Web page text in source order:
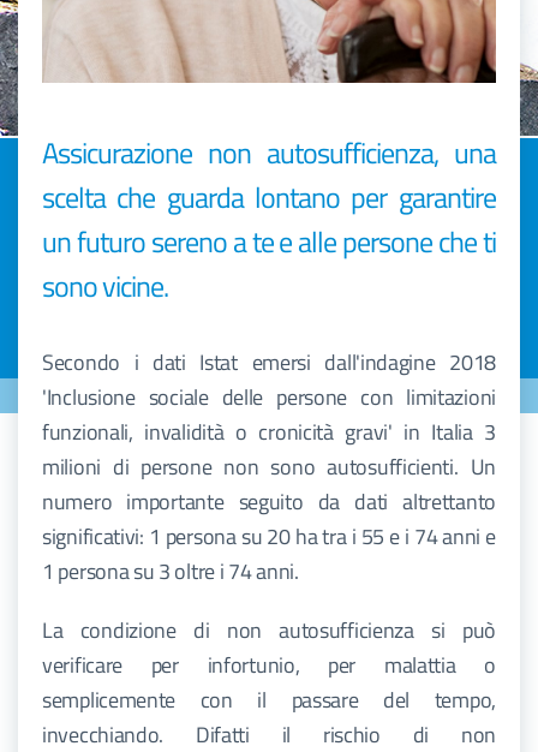
Assicurazione non autosufficienza, una
scelta che guarda lontano per garantire
un futuro sereno a te e alle persone che ti
sono vicine.
Secondo i dati Istat emersi dall'indagine 2018
'Inclusione sociale delle persone con limitazioni
funzionali, invalidità o cronicità gravi' in Italia 3
milioni di persone non sono autosufficienti. Un
numero importante seguito da dati altrettanto
significativi: 1 persona su 20 ha tra i 55 e i 74 anni e
1 persona su 3 oltre i 74 anni.
La condizione di non autosufficienza si può
verificare per infortunio, per malattia o
semplicemente con il passare del tempo,
invecchiando. Difatti il rischio di non